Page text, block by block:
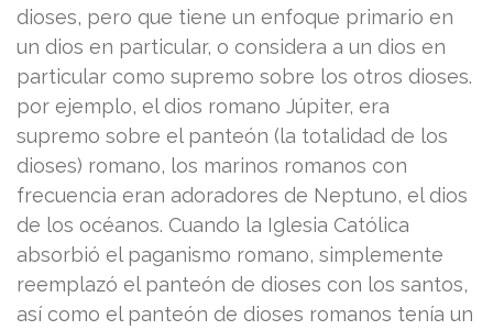
dioses, pero que tiene un enfoque primario en
un dios en particular, o considera a un dios en
particular como supremo sobre los otros dioses.
por ejemplo, el dios romano Júpiter, era
supremo sobre el panteón (la totalidad de los
dioses) romano, los marinos romanos con
frecuencia eran adoradores de Neptuno, el dios
de los océanos. Cuando la Iglesia Católica
absorbió el paganismo romano, simplemente
reemplazó el panteón de dioses con los santos,
así como el panteón de dioses romanos tenía un